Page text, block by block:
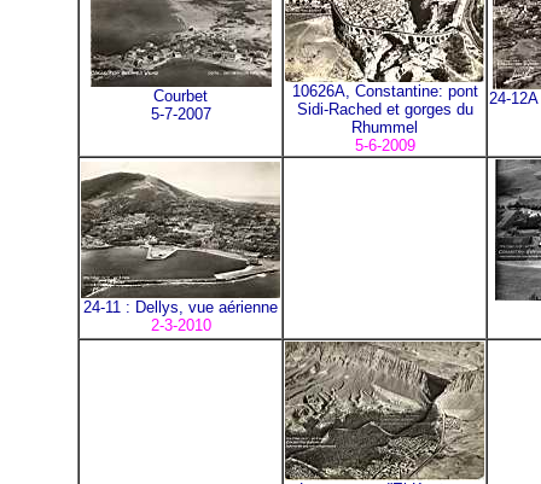
Courbet
5-7-2007
10626A, Constantine: pont
Sidi-Rached et gorges du
Rhummel
5-6-2009
24-
24-11 : Dellys, vue aérienne
2-3-2010